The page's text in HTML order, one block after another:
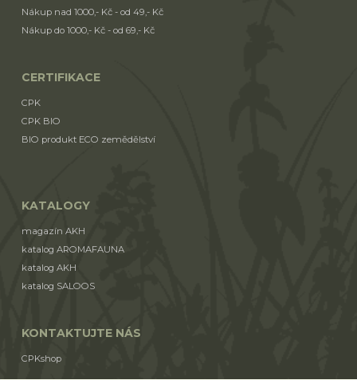
Nákup nad 1000,- Kč - od 49,- Kč
Nákup do 1000,- Kč - od 69,- Kč
CERTIFIKACE
CPK
CPK BIO
BIO produkt ECO zemědělství
KATALOGY
magazín AKH
katalog AROMAFAUNA
katalog AKH
katalog SALOOS
KONTAKTUJTE NÁS
CPKshop